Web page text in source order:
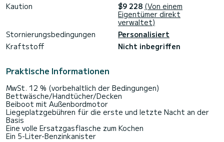
Kaution $9 228 (Von einem
Eigentümer direkt
verwaltet)
Stornierungsbedingungen
Personalisiert
Kraftstoff
Nicht inbegriffen
Praktische Informationen
MwSt. 12 % (vorbehaltlich der Bedingungen)
Bettwäsche/Handtücher/Decken
Beiboot mit Außenbordmotor
Liegeplatzgebühren für die erste und letzte Nacht an der
Basis
Eine volle Ersatzgasflasche zum Kochen
Ein 5-Liter-Benzinkanister